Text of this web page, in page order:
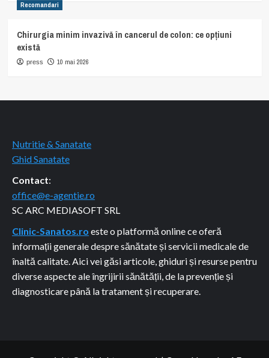
Recomandari
Chirurgia minim invazivă în cancerul de colon: ce opțiuni
există
press 10 mai 2026
Nutritie & Sanatate
Ghid Sanatate
Contact:
office@e-agentie.ro
SC ARC MEDIASOFT SRL
Clinic-Sanatos.ro este o platformă online ce oferă
informații generale despre sănătate și servicii medicale de
înaltă calitate. Aici vei găsi articole, ghiduri și resurse pentru
diverse aspecte ale îngrijirii sănătății, de la prevenție și
diagnosticare până la tratament și recuperare.